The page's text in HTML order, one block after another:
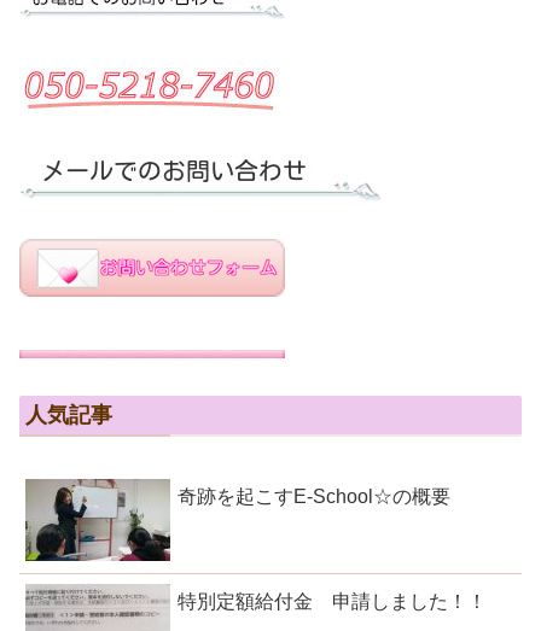
人気記事
奇跡を起こすE-School☆の概要
特別定額給付金 申請しました！！